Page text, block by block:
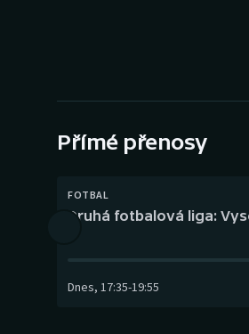
Přímé přenosy
FOTBAL
Druhá fotbalová liga:
Dnes, 17:35-19:55